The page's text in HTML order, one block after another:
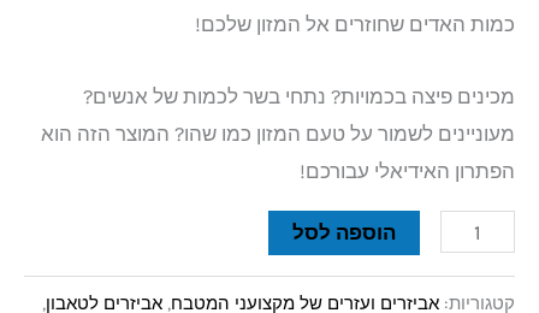
כמות האדים שחוזרים אל המזון שלכם!
מכינים פיצה בכמויות? נתחי בשר לכמות של אנשים?
מעוניינים לשמור על טעם המזון כמו שהו? המוצר הזה הוא
הפתרון האידיאלי עבורכם!
הוספה לסל
קטגוריות: אביזרים ועזרים של מקצועני המטבח, אביזרים לטאבון,